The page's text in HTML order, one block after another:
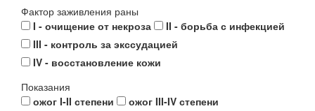
Фактор заживления раны
I - очищение от некроза
II - борьба с инфекцией
III - контроль за экссудацией
IV - восстановление кожи
Показания
ожог I-II степени
ожог III-IV степени